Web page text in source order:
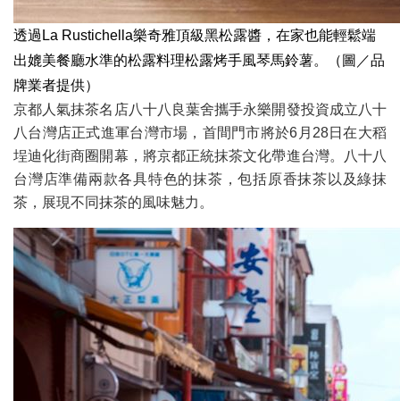
透過La Rustichella樂奇雅頂級黑松露醬，在家也能輕鬆端
出媲美餐廳水準的松露料理松露烤手風琴馬鈴薯。（圖／品
牌業者提供）
京都人氣抹茶名店八十八良葉舍攜手永樂開發投資成立八十
八台灣店正式進軍台灣市場，首間門市將於6月28日在大稻
埕迪化街商圈開幕，將京都正統抹茶文化帶進台灣。八十八
台灣店準備兩款各具特色的抹茶，包括原香抹茶以及綠抹
茶，展現不同抹茶的風味魅力。